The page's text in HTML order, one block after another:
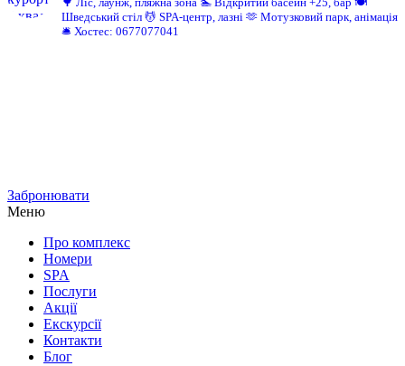
Шведський стіл 💆 SPA-центр, лазні 🫶 Мотузковий парк, анімація
🛎️ Хостес: 0677077041
Забронювати
Меню
Про комплекс
Номери
SPA
Послуги
Акції
Екскурсії
Контакти
Блог